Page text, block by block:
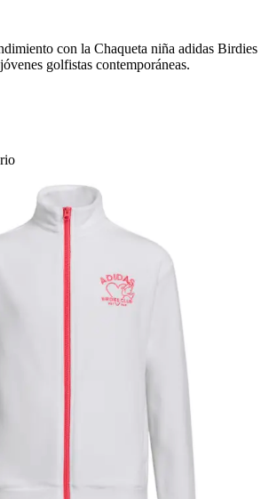
con la Chaqueta niña adidas Birdies
golfistas contemporáneas.